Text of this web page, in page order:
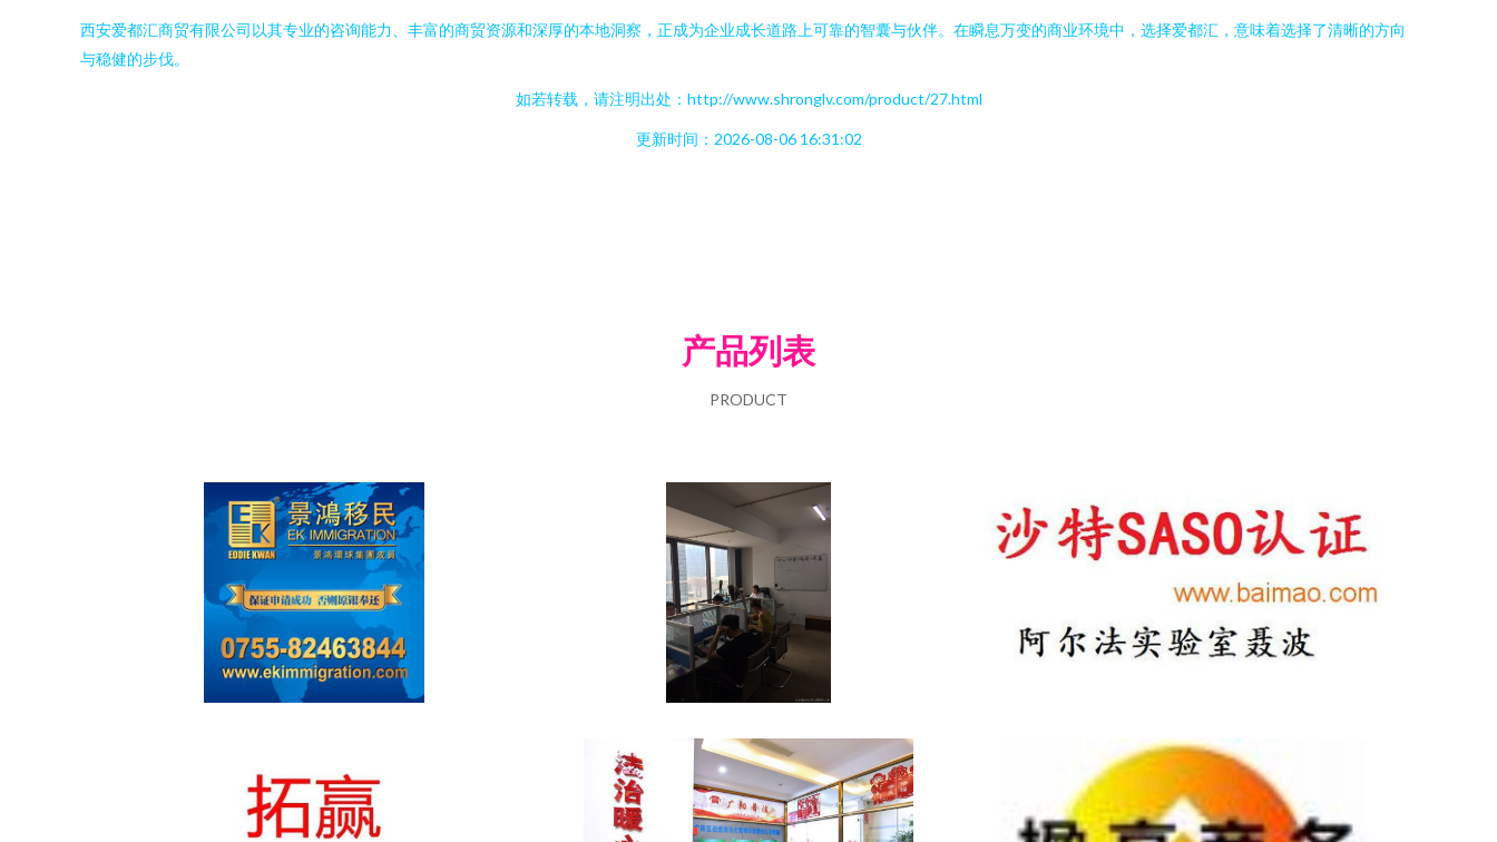
西安爱都汇商贸有限公司以其专业的咨询能力、丰富的商贸资源和深厚的本地洞察，正成为企业成长道路上可靠的智囊与伙伴。在瞬息万变的商业环境中，选择爱都汇，意味着选择了清晰的方向
与稳健的步伐。
如若转载，请注明出处：http://www.shronglv.com/product/27.html
更新时间：2026-08-06 16:31:02
产品列表
PRODUCT